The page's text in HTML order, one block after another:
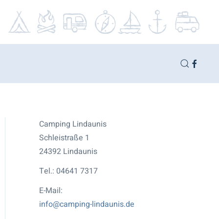
Camping Lindaunis
Schleistraße 1
24392 Lindaunis
Tel.: 04641 7317
E-Mail:
info@camping-lindaunis.de